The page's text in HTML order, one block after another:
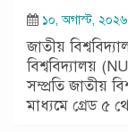
১০, অগাস্ট, ২০২৬
জাতীয়
বিশ্ববিদ্যালয়
সম্প্রতি জাতীয়
মাধ্যমে গ্রেড ৫